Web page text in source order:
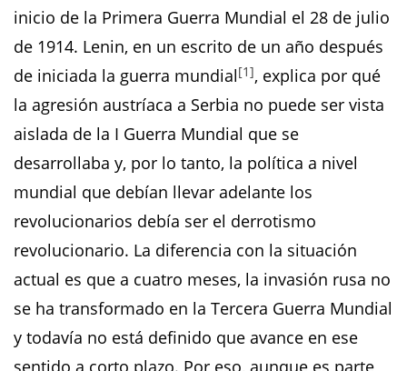
inicio de la Primera Guerra Mundial el 28 de julio
de 1914. Lenin, en un escrito de un año después
de iniciada la guerra mundial[1], explica por qué
la agresión austríaca a Serbia no puede ser vista
aislada de la I Guerra Mundial que se
desarrollaba y, por lo tanto, la política a nivel
mundial que debían llevar adelante los
revolucionarios debía ser el derrotismo
revolucionario. La diferencia con la situación
actual es que a cuatro meses, la invasión rusa no
se ha transformado en la Tercera Guerra Mundial
y todavía no está definido que avance en ese